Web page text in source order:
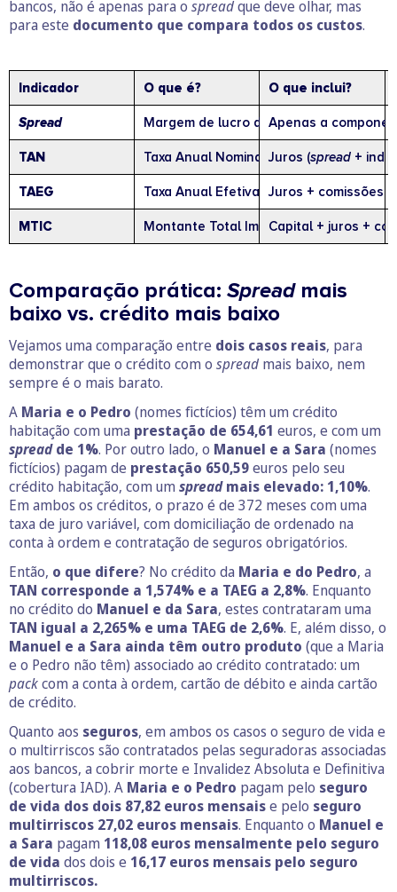
bancos, não é apenas para o spreadque deve olhar, mas
para este documento que compara todos os custos.
Indicador O que é? O que inclui?
Spread Margem de lucro do banco aplicada à
Apenas a
TAN Taxa Anual Nominal Juros (spread +
TAEG Taxa Anual Efetiva GlobalJuros + comissões
MTIC Montante Total Imputado aoCapital + juros +
Comparação prática: Spreadmais
baixo vs. crédito mais baixo
Vejamos uma comparação entre dois casos reais, para
demonstrar que o crédito com o spread mais baixo, nem
sempre é o mais barato.
A Maria e o Pedro (nomes fictícios) têm um crédito
habitação com uma prestação de 654,61 euros, e com um
spreadde 1%. Por outro lado, o Manuel e a Sara (nomes
fictícios) pagam de prestação 650,59euros pelo seu
crédito habitação, com um spreadmais elevado: 1,10%.
Em ambos os créditos, o prazo é de 372 meses com uma
taxa de juro variável, com domiciliação de ordenado na
conta à ordem e contratação de seguros obrigatórios.
Então, o que difere? No crédito da Maria e do Pedro, a
TAN corresponde a 1,574% e a TAEG a 2,8%. Enquanto
no crédito do Manuel e da Sara, estes contrataram uma
TAN igual a 2,265% e uma TAEG de 2,6%. E, além disso, o
Manuel e a Sara ainda têm outro produto (que a Maria
e o Pedro não têm) associado ao crédito contratado: um
packcom a conta à ordem, cartão de débito e ainda cartão
de crédito.
Quanto aos seguros, em ambos os casos o seguro de vida e
o multirriscos são contratados pelas seguradoras associadas
aos bancos, a cobrir morte e Invalidez Absoluta e Definitiva
(cobertura IAD). A Maria e o Pedro pagam pelo seguro
de vida dos dois 87,82 euros mensaise pelo seguro
multirriscos 27,02 euros mensais. Enquanto o Manuel e
a Sara pagam 118,08 euros mensalmente pelo seguro
de vida dos dois e 16,17 euros mensais pelo seguro
multirriscos.